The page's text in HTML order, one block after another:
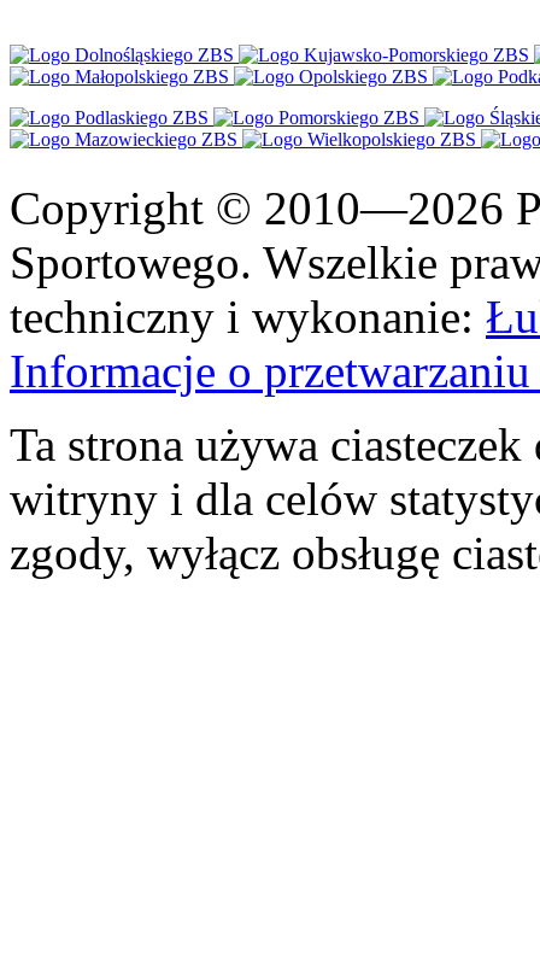
Copyright © 2010—2026
Sportowego. Wszelkie
techniczny i wykonanie:
Informacje o
Ta strona używa
witryny i dla celów
zgody, wyłącz obsługę